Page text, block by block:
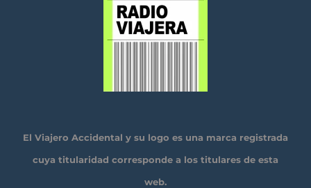
El Viajero Accidental y su logo es una marca registrada
cuya titularidad corresponde a los titulares de esta
web.